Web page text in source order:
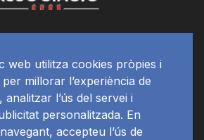
web utilitza cookies pròpies i
millorar l’experiència de
analitzar l’ús del servei i
personalitzada. En
accepteu l’ús de